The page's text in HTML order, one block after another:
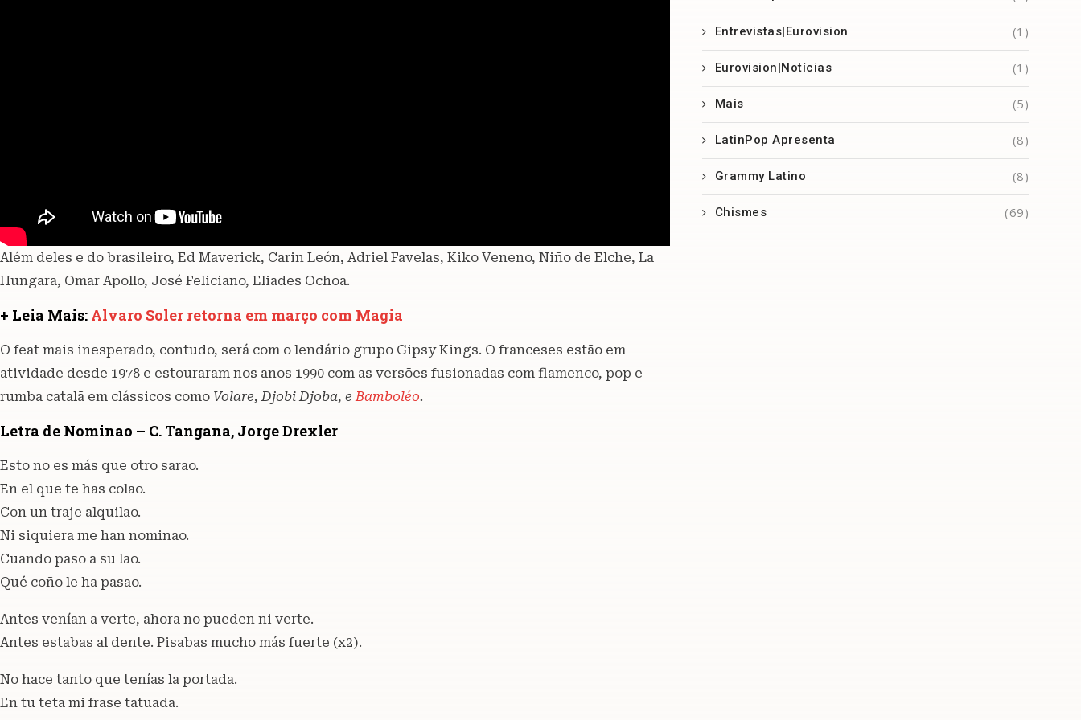
Além deles e do brasileiro, Ed Maverick, Carin León, Adriel Favelas, Kiko Veneno, Niño de Elche, La
Hungara, Omar Apollo, José Feliciano, Eliades Ochoa.
+ Leia Mais: Alvaro Soler retorna em março com Magia
O feat mais inesperado, contudo, será com o lendário grupo Gipsy Kings. O franceses estão em
atividade desde 1978 e estouraram nos anos 1990 com as versões fusionadas com flamenco, pop e
rumba catalã em clássicos como Volare, Djobi Djoba, e Bamboléo.
Letra de Nominao – C. Tangana, Jorge Drexler
Esto no es más que otro sarao.
En el que te has colao.
Con un traje alquilao.
Ni siquiera me han nominao.
Cuando paso a su lao.
Qué coño le ha pasao.
Antes venían a verte, ahora no pueden ni verte.
Antes estabas al dente. Pisabas mucho más fuerte (x2).
No hace tanto que tenías la portada.
En tu teta mi frase tatuada.
Entrevistas|Eurovision (1)
Eurovision|Notícias (1)
Mais (5)
LatinPop Apresenta (8)
Grammy Latino (8)
Chismes (69)